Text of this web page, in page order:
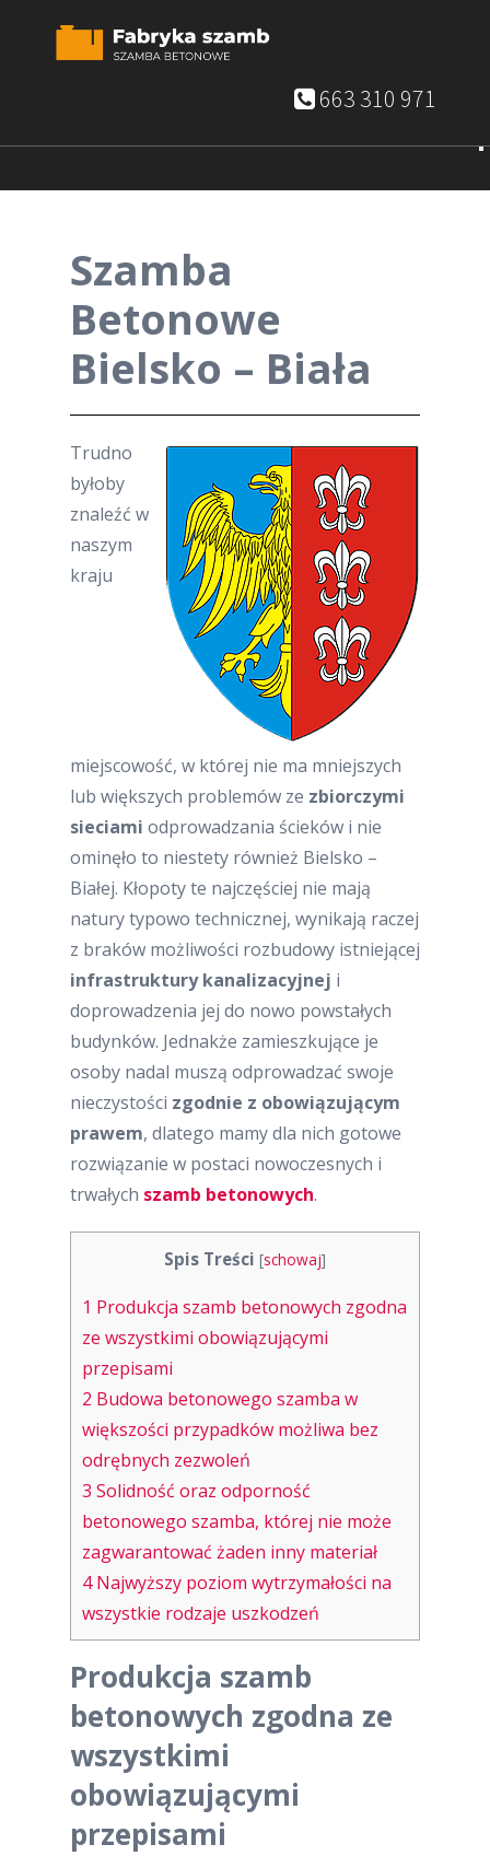
663 310 971
Szamba
Betonowe
Bielsko – Biała
Trudno
byłoby
znaleźć w
naszym
kraju
miejscowość, w której nie ma mniejszych
lub większych problemów ze zbiorczymi
sieciami odprowadzania ścieków i nie
ominęło to niestety również Bielsko –
Białej. Kłopoty te najczęściej nie mają
natury typowo technicznej, wynikają raczej
z braków możliwości rozbudowy istniejącej
infrastruktury kanalizacyjnej i
doprowadzenia jej do nowo powstałych
budynków. Jednakże zamieszkujące je
osoby nadal muszą odprowadzać swoje
nieczystości zgodnie z obowiązującym
prawem, dlatego mamy dla nich gotowe
rozwiązanie w postaci nowoczesnych i
trwałych szamb betonowych.
Spis Treści [schowaj]
1 Produkcja szamb betonowych zgodna
ze wszystkimi obowiązującymi
przepisami
2 Budowa betonowego szamba w
większości przypadków możliwa bez
odrębnych zezwoleń
3 Solidność oraz odporność
betonowego szamba, której nie może
zagwarantować żaden inny materiał
4Najwyższy poziom wytrzymałości na
wszystkie rodzaje uszkodzeń
Produkcja szamb
betonowych zgodna ze
wszystkimi
obowiązującymi
przepisami